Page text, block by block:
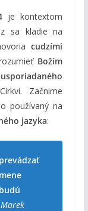
je kontextom
sa kladie na
cudzími
Božím
usporiadaného
Začnime
používaný na
jazyka:
Marek